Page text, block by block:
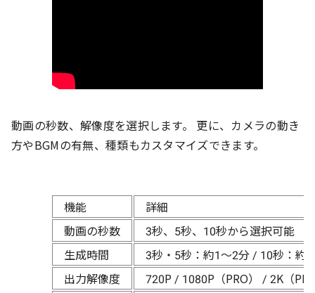
機能
詳細
動画の秒数
3秒、5秒、10秒から選択可能
生成時間
3秒・5秒：約1〜2分 / 10秒：約
出力解像度
720P / 1080P（PRO） / 2K（
動画の秒数、解像度を選択します。 更に、カメラの動き
方やBGMの有無、種類もカスタマイズできます。